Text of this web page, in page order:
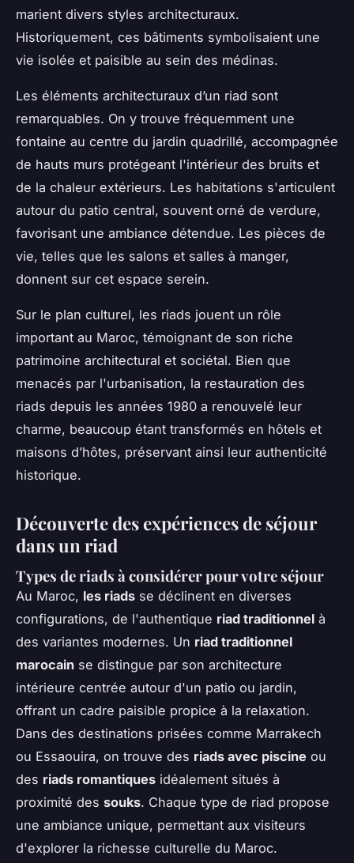
marient divers styles architecturaux.
Historiquement, ces bâtiments symbolisaient une
vie isolée et paisible au sein des médinas.
Les éléments architecturaux d’un riad sont
remarquables. On y trouve fréquemment une
fontaine au centre du jardin quadrillé, accompagnée
de hauts murs protégeant l'intérieur des bruits et
de la chaleur extérieurs. Les habitations s'articulent
autour du patio central, souvent orné de verdure,
favorisant une ambiance détendue. Les pièces de
vie, telles que les salons et salles à manger,
donnent sur cet espace serein.
Sur le plan culturel, les riads jouent un rôle
important au Maroc, témoignant de son riche
patrimoine architectural et sociétal. Bien que
menacés par l'urbanisation, la restauration des
riads depuis les années 1980 a renouvelé leur
charme, beaucoup étant transformés en hôtels et
maisons d’hôtes, préservant ainsi leur authenticité
historique.
Découverte des expériences de séjour
dans un riad
Types de riads à considérer pour votre séjour
Au Maroc, les riads se déclinent en diverses
configurations, de l'authentique riad traditionnel à
des variantes modernes. Un riad traditionnel
marocain se distingue par son architecture
intérieure centrée autour d'un patio ou jardin,
offrant un cadre paisible propice à la relaxation.
Dans des destinations prisées comme Marrakech
ou Essaouira, on trouve des riads avec piscine ou
des riads romantiques idéalement situés à
proximité des souks. Chaque type de riad propose
une ambiance unique, permettant aux visiteurs
d'explorer la richesse culturelle du Maroc.